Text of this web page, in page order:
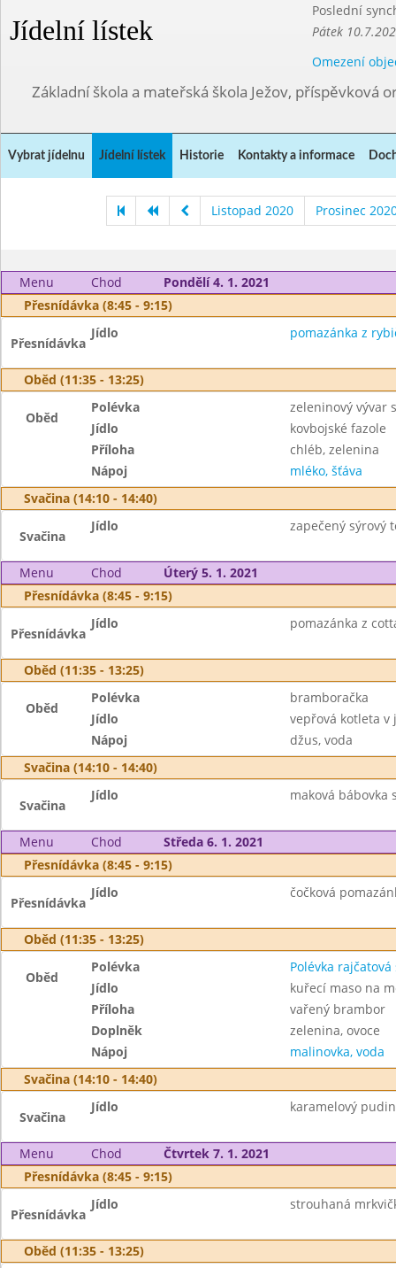
Jídelní lístek
Poslední
Pátek
Omezení
Základní škola a mateřská škola Ježov, příspěvková
Vybrat jídelnu Jídelní lístek Historie Kontakty a informace
Listopad 2020 Prosinec
Menu Chod
Pondělí 4. 1. 2021
Přesnídávka (8:45 - 9:15)
Přesnídávka
Jídlo pomazánka z
Oběd (11:35 - 13:25)
Oběd
Polévka
zeleninový vývar
Jídlo
kovbojské fazole
Příloha
chléb, zelenina
Nápoj
mléko, šťáva
Svačina (14:10 - 14:40)
Svačina
Jídlo zapečený sýrový
Menu Chod
Úterý 5. 1. 2021
Přesnídávka (8:45 - 9:15)
Přesnídávka
Jídlo pomazánka z
Oběd (11:35 - 13:25)
Oběd
Polévka
bramboračka
Jídlo
vepřová kotleta v
Nápoj
džus, voda
Svačina (14:10 - 14:40)
Svačina
Jídlo maková bábovka
Menu Chod
Středa 6. 1. 2021
Přesnídávka (8:45 - 9:15)
Přesnídávka
Jídlo čočková
Oběd (11:35 - 13:25)
Oběd
Polévka
Polévka
Jídlo
kuřecí maso na
Příloha
vařený brambor
Doplněk
zelenina, ovoce
Nápoj
malinovka, voda
Svačina (14:10 - 14:40)
Svačina
Jídlo karamelový
Menu Chod
Čtvrtek 7. 1. 2021
Přesnídávka (8:45 - 9:15)
Přesnídávka
Jídlo strouhaná
Oběd (11:35 - 13:25)